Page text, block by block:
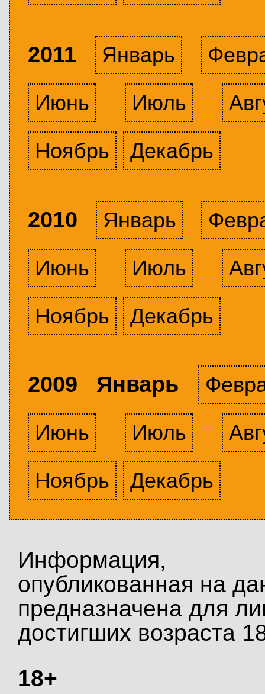
2011 Январь
Июнь
Июль
Ноябрь
Декабрь
2010 Январь
Июнь
Июль
Ноябрь
Декабрь
2009 Январь
Июнь
Июль
Ноябрь
Декабрь
Информация,
опубликованная на
предназначена для
достигших возраста
18+